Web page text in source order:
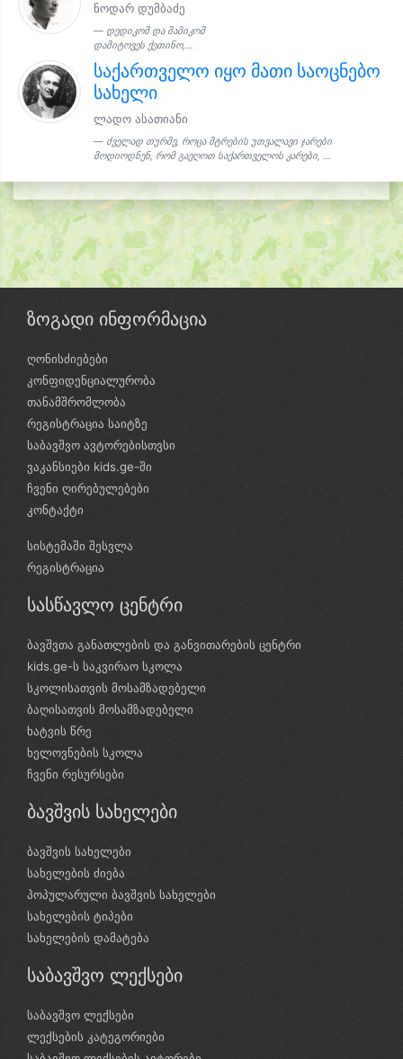
ნოდარ დუმბაძე
დედიკომ და მამიკომ
დამიტოვეს ქეთინო,...
საქართველო იყო მათი საოცნებო
სახელი
ლადო ასათიანი
ძველად თურმე, როცა მტრების უთვალავი ჯარები
მოდიოდნენ, რომ გაეღოთ საქართველოს კარები, ...
ზოგადი ინფორმაცია
ღონისძიებები
კონფიდენციალურობა
თანამშრომლობა
რეგისტრაცია საიტზე
საბავშვო ავტორებისთვსი
ვაკანსიები kids.ge-ში
ჩვენი ღირებულებები
კონტაქტი
სისტემაში შესვლა
რეგისტრაცია
სასწავლო ცენტრი
ბავშვთა განათლების და განვითარების ცენტრი
kids.ge-ს საკვირაო სკოლა
სკოლისათვის მოსამზადებელი
ბაღისათვის მოსამზადებელი
ხატვის წრე
ხელოვნების სკოლა
ჩვენი რესურსები
ბავშვის სახელები
ბავშვის სახელები
სახელების ძიება
პოპულარული ბავშვის სახელები
სახელების ტიპები
სახელების დამატება
საბავშვო ლექსები
საბავშვო ლექსები
ლექსების კატეგორიები